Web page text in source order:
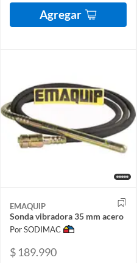
Agregar
EMAQUIP
Sonda vibradora 35 mm acero
Por SODIMAC
$ 189.990